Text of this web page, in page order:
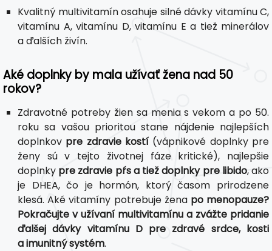
Kvalitný multivitamín osahuje silné dávky vitamínu C,
vitamínu A, vitamínu D, vitamínu E a tiež minerálov
a ďalších živín.
Aké doplnky by mala užívať žena nad 50
rokov?
Zdravotné potreby žien sa menia s vekom a po 50.
roku sa vašou prioritou stane nájdenie najlepších
doplnkov pre zdravie kostí (vápnikové doplnky pre
ženy sú v tejto životnej fáze kritické), najlepšie
doplnky pre zdravie pŕs a tiež doplnky pre libido, ako
je DHEA, čo je hormón, ktorý časom prirodzene
klesá. Aké vitamíny potrebuje žena po menopauze?
Pokračujte v užívaní multivitamínu a zvážte pridanie
ďalšej dávky vitamínu D pre zdravé srdce, kosti
a imunitný systém.